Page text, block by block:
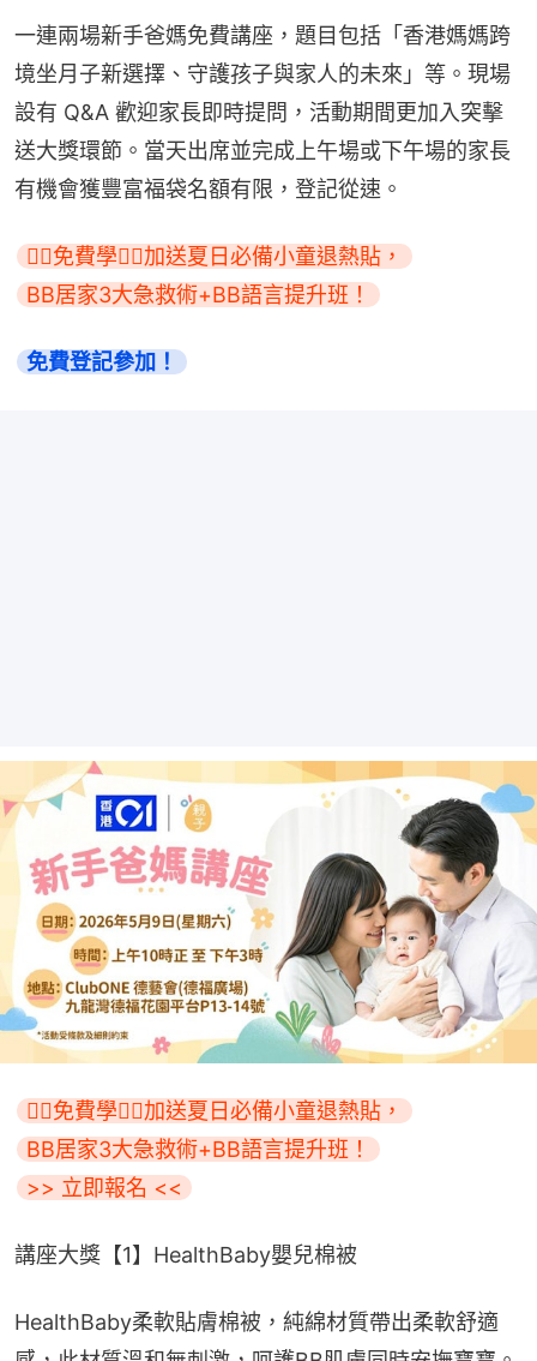
一連兩場新手爸媽免費講座，題目包括「香港媽媽跨
境坐月子新選擇、守護孩子與家人的未來」等。現場
設有 Q&A 歡迎家長即時提問，活動期間更加入突擊
送大獎環節。當天出席並完成上午場或下午場的家長
有機會獲豐富福袋名額有限，登記從速。
👇🏻免費學👇🏻加送夏日必備小童退熱貼，
BB居家3大急救術+BB語言提升班！
免費登記參加！
👇🏻免費學👇🏻加送夏日必備小童退熱貼，
BB居家3大急救術+BB語言提升班！
>> 立即報名 <<
講座大獎【1】HealthBaby嬰兒棉被
HealthBaby柔軟貼膚棉被，純綿材質帶出柔軟舒適